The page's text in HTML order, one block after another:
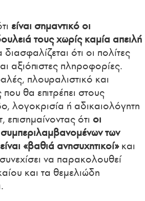
είναι σημαντικό οι
τους χωρίς καμία απειλή
ότι οι πολίτες
αξιόπιστες πληροφορίες.
πλουραλιστικό και
θα επιτρέπει στους
λογοκρισία ή αδικαιολόγητη
ότι οι
των
«βαθιά ανησυχητικοί»και
να παρακολουθεί
και τα θεμελιώδη